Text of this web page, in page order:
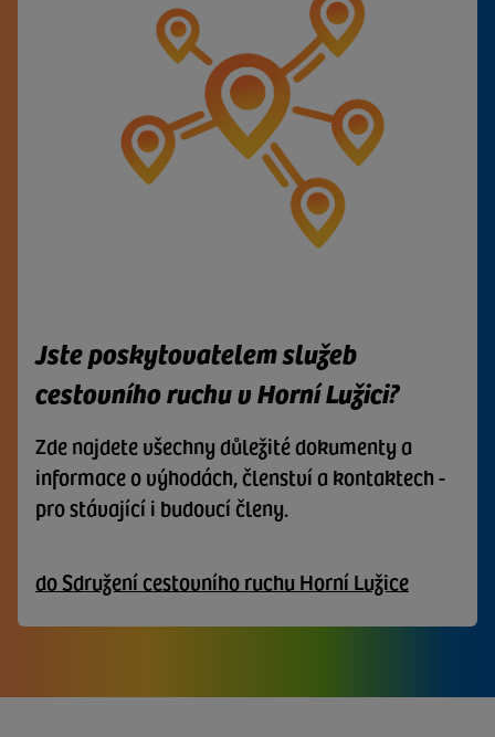
Jste poskytovatelem služeb
cestovního ruchu v Horní Lužici?
Zde najdete všechny důležité dokumenty a
informace o výhodách, členství a kontaktech -
pro stávající i budoucí členy.
do Sdružení cestovního ruchu Horní Lužice